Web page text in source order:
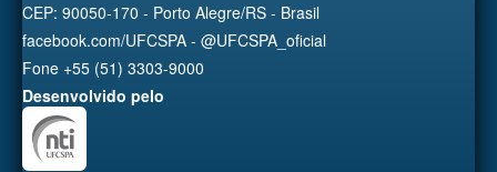
CEP: 90050-170 - Porto Alegre/RS - Brasil
facebook.com/UFCSPA - @UFCSPA_oficial
Fone +55 (51) 3303-9000
Desenvolvido pelo